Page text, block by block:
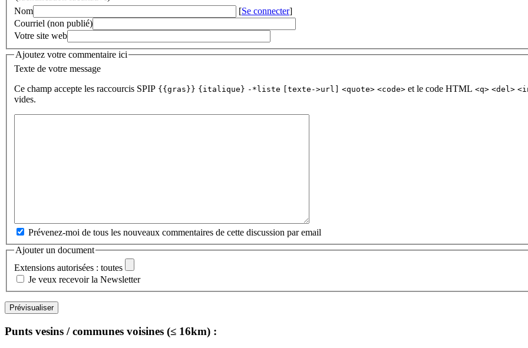
Nom
[Se connecter]
Courriel (non publié)
Votre site web
Ajoutez votre commentaire ici
Texte de votre message
Ce champ accepte les raccourcis SPIP {{gras}} {italique} -*liste [texte->url] <quote> <code> et le code HTML <q> <del>
vides.
Prévenez-moi de tous les nouveaux commentaires de cette discussion par email
Ajouter un document
Extensions autorisées : toutes
Je veux recevoir la Newsletter
Punts vesins / communes voisines (≤ 16km) :